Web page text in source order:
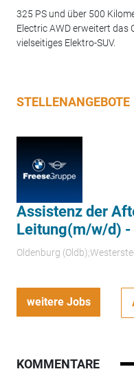
325 PS und über 500
Electric AWD erweitert das
vielseitiges Elektro-SUV.
STELLENANGEBOTE
Assistenz der
Leitung(m/w/d) -
Oldenburg
weitere Jobs
KOMMENTARE